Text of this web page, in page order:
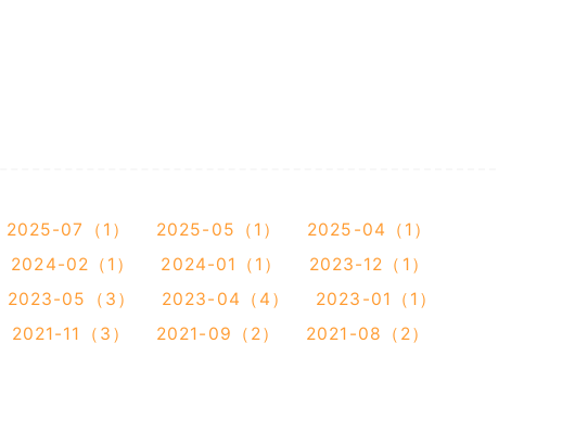
2025-07（1） 2025-05（1）
2025-04（1）
2024-02（1） 2024-01（1）
2023-12（1）
2023-05（3） 2023-04（4）
2023-01（1）
2021-11（3） 2021-09（2）
2021-08（2）